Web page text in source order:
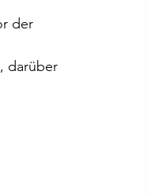
der
darüber